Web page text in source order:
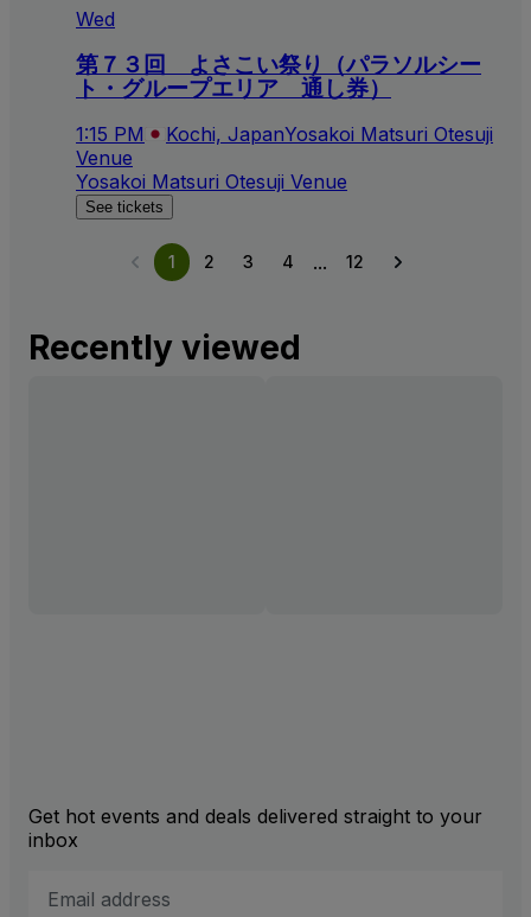
Wed
第７３回 よさこい祭り（パラソルシー
ト・グループエリア 通し券）
1:15 PM Kochi, JapanYosakoi Matsuri Otesuji
Venue
Yosakoi Matsuri Otesuji Venue
See tickets
1 2 3 4 ... 12
Recently viewed
Get hot events and deals delivered straight to your
inbox
Address